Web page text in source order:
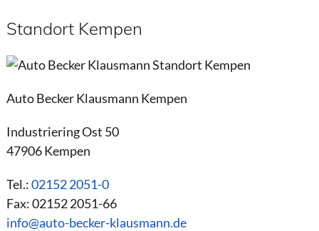
Standort Kempen
Auto Becker Klausmann Kempen
Industriering Ost 50
47906 Kempen
Tel.:02152 2051-0
Fax: 02152 2051-66
info@auto-becker-klausmann.de